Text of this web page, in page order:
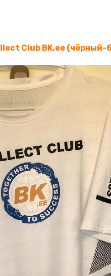
Club BK.ee (чёрный-